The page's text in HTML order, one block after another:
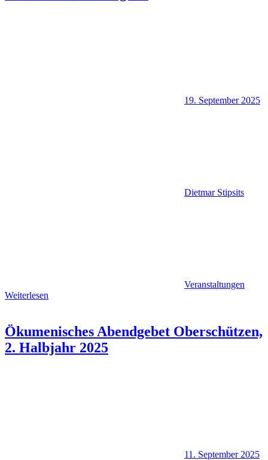
19. September 2025
Dietmar Stipsits
Veranstaltungen
Weiterlesen
Ökumenisches Abendgebet Oberschützen,
2. Halbjahr 2025
11. September 2025